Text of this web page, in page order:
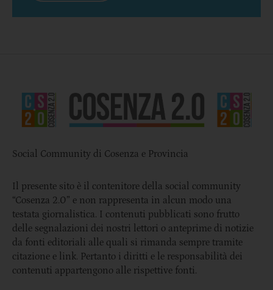
Social Community di Cosenza e Provincia
Il presente sito è il contenitore della social community
“Cosenza 2.0” e non rappresenta in alcun modo una
testata giornalistica. I contenuti pubblicati sono frutto
delle segnalazioni dei nostri lettori o anteprime di notizie
da fonti editoriali alle quali si rimanda sempre tramite
citazione e link. Pertanto i diritti e le responsabilità dei
contenuti appartengono alle rispettive fonti.